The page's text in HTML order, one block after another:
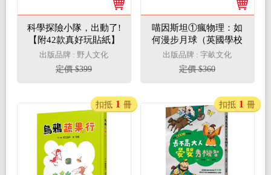
科學探險小隊，出動了!
【附42款真好玩貼紙】
(STEAM互動式情境學
習百科3)
出版品牌 : 野人文化
定價 $399
喵因斯坦①瘋物理：如
何漫步月球（英國學校
圖書館協會入選書單）
出版品牌 : 字畝文化
定價 $360
扣抵 1 冊 扣抵 1 冊